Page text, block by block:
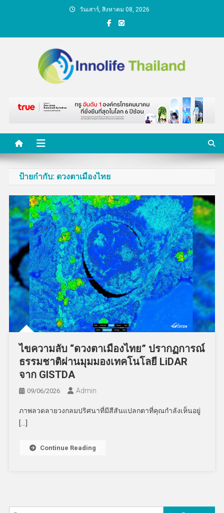
วันเสาร์, สิงหาคม 08, 2026
คนกับความคิด ชีวิตกับ
นวัตกรรม
ป้ายกำกับ: ดวงตาเมืองไทย
ไขความลับ “ดวงตาเมืองไทย” ปรากฏการณ์
ธรรมชาติผ่านมุมมองเทคโนโลยี LiDAR
จาก GISTDA
09/06/2026 Admin
ภาพลวดลายวงกลมปริศนาที่มีสีสันแปลกตาที่คุณกำลังเห็นอยู่
[…]
Continue Reading